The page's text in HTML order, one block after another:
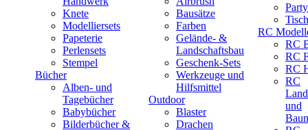
Knete
Modelliersets
Papeterie
Perlensets
Stempel
Bücher
Alben- und
Tagebücher
Babybücher
Bilderbücher &
Bausätze
Farben
Gelände- &
Landschaftsbau
Geschenk-Sets
Werkzeuge und
Hilfsmittel
Outdoor
Blaster
Drachen
RC
RC
RC
RC
RC
und